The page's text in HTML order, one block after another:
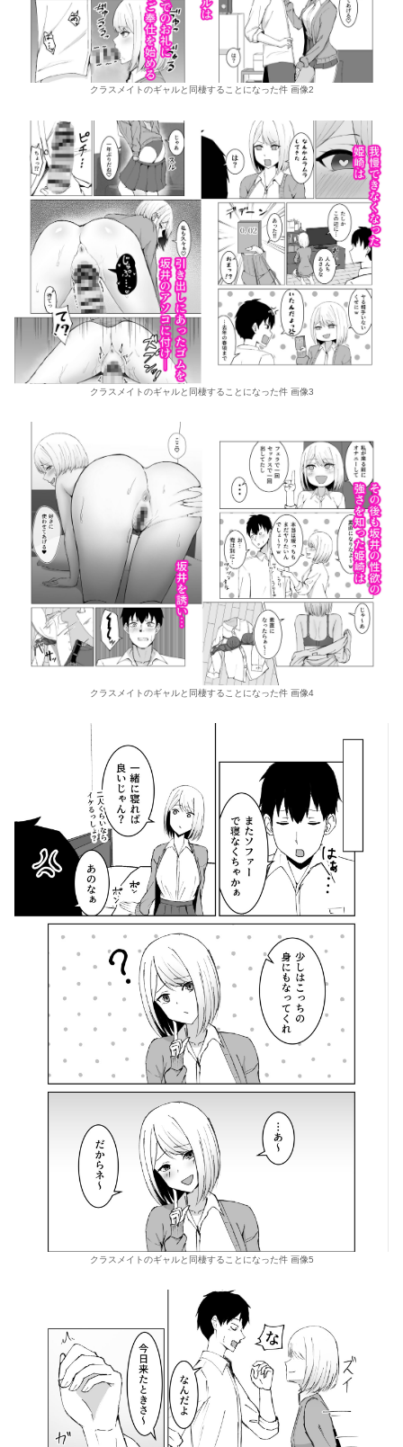
クラスメイトのギャルと同棲することになった件 画像2
クラスメイトのギャルと同棲することになった件 画像3
クラスメイトのギャルと同棲することになった件 画像4
クラスメイトのギャルと同棲することになった件 画像5